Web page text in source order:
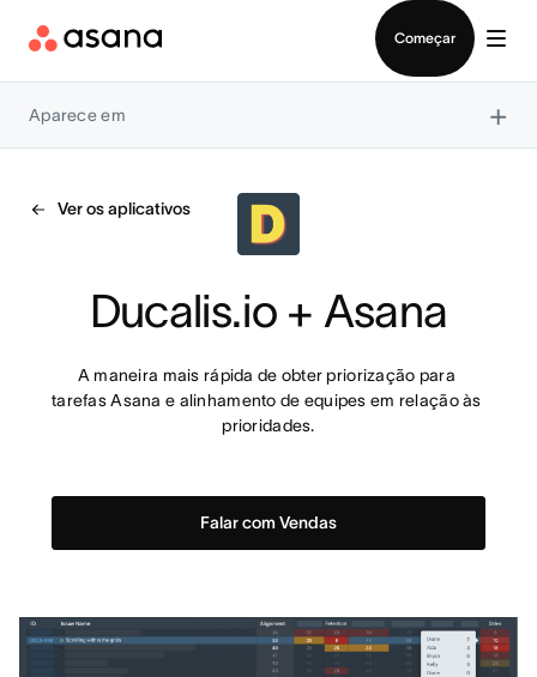
Começar
Aparece em ×
Ver os aplicativos
Ducalis.io + Asana
A maneira mais rápida de obter priorização para
tarefas Asana e alinhamento de equipes em relação às
prioridades.
Falar com Vendas